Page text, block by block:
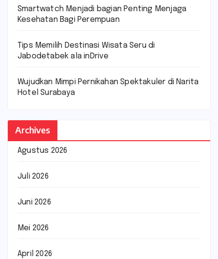
Smartwatch Menjadi bagian Penting Menjaga
Kesehatan Bagi Perempuan
Tips Memilih Destinasi Wisata Seru di
Jabodetabek ala inDrive
Wujudkan Mimpi Pernikahan Spektakuler di Narita
Hotel Surabaya
Archives
Agustus 2026
Juli 2026
Juni 2026
Mei 2026
April 2026